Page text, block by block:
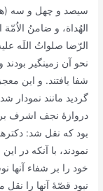
سیصد و چهل‌ و سه‌
الهُداة‌، و ضامنُ
الرّضا صلواتُ اللَه‌
نحو آن‌ زمینگیر بودند
شفا یافتند. و این‌
گردید مانند نمودار
دروازۀ نجف‌ اشرف‌
بود که‌ نقل‌ شد:
نمودند، با آنکه‌ در
خود را بر شفاء آنها
نبود قصّۀ آنها را نقل‌